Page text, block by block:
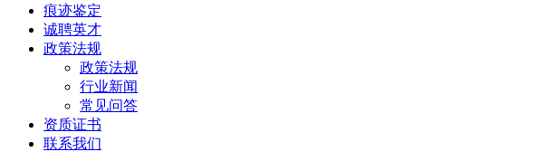
痕迹鉴定
诚聘英才
政策法规
政策法规
行业新闻
常见问答
资质证书
联系我们